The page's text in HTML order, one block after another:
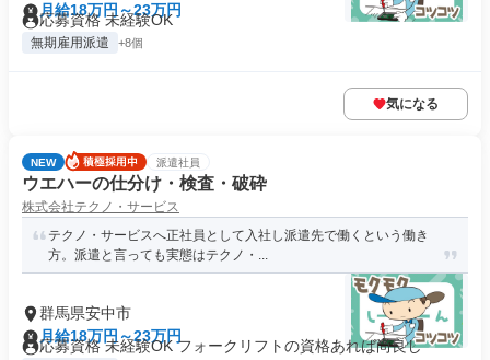
月給18万円～23万円
応募資格 未経験OK
無期雇用派遣 +8個
気になる
NEW 派遣社員
ウエハーの仕分け・検査・破砕
株式会社テクノ・サービス
テクノ・サービスへ正社員として入社し派遣先で働くという働き
方。派遣と言っても実態はテクノ・...
群馬県安中市
月給18万円～23万円
応募資格 未経験OK フォークリフトの資格あれば尚良し